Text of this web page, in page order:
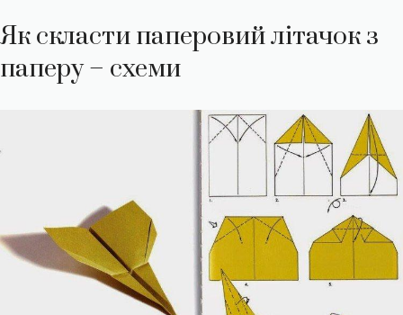
Як скласти паперовий літачок з
паперу – схеми